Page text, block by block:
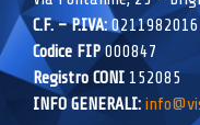
C.F. – P.IVA:
Codice FIP000847
Registro CONI 152085
INFO GENERALI: